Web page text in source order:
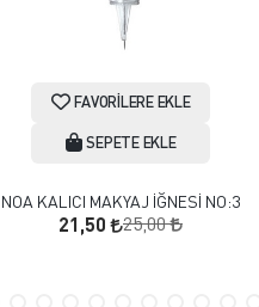
FAVORILERE EKLE
SEPETE EKLE
NOA KALICI MAKYAJ İĞNESİ NO:3
21,50 25,00